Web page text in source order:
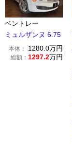
ベントレー
ミュルザンヌ 6.75
本体： 1280.0万円
総額： 1297.2万円